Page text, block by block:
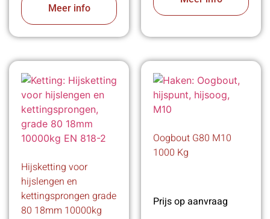
Meer info
Hijsketting voor
hijslengen en
kettingsprongen grade
80 18mm 10000kg
Oogbout G80 M10
1000 Kg
Prijs op aanvraag